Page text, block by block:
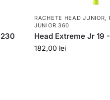
230
RACHETE HEAD JUNIOR
JUNIOR 360
Head Extreme Jr 19
182,00 lei